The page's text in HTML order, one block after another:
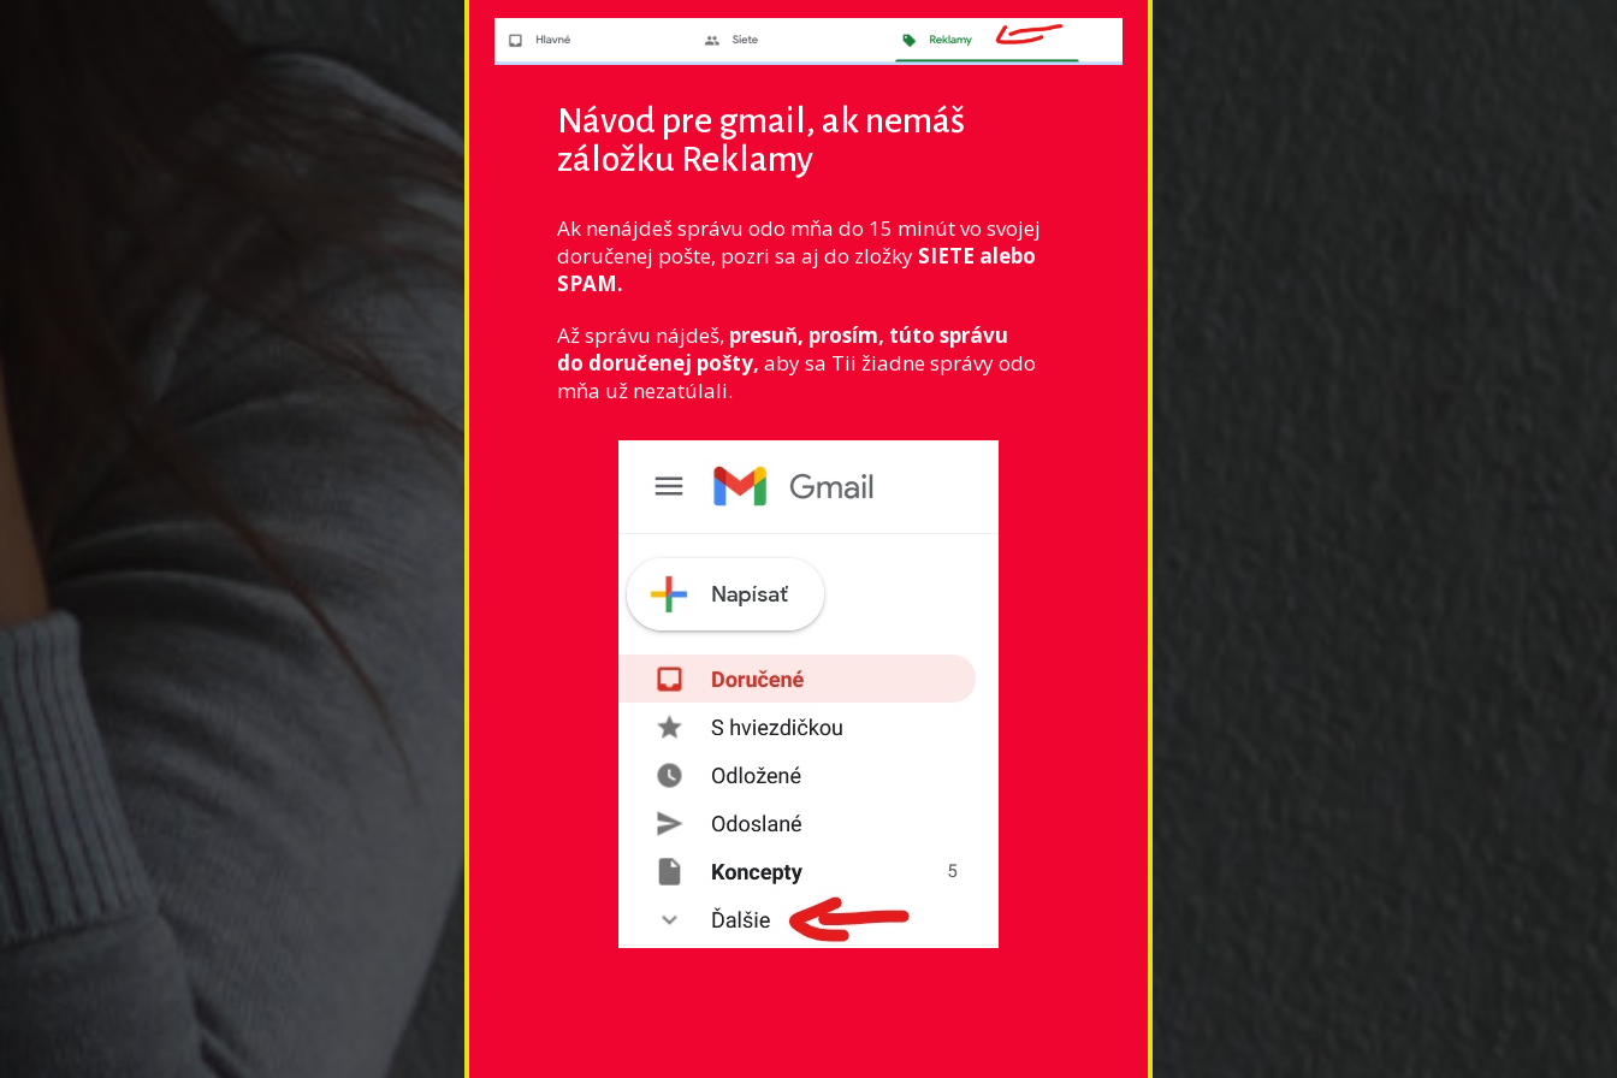
Návod pre gmail, ak nemáš
záložku Reklamy
Ak nenájdeš správu odo mňa do 15 minút vo svojej
doručenej pošte, pozri sa aj do zložkySIETE alebo
SPAM.
Až správu nájdeš, presuň, prosím, túto správu
do doručenej pošty, aby sa Tii žiadne správy odo
mňa už nezatúlali.